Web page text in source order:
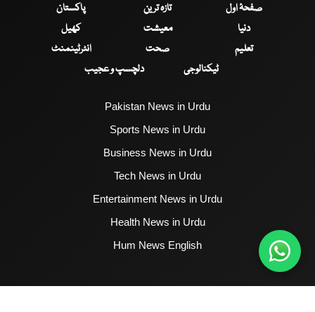
صفحۂ اول تازہ ترین
پاکستان
دنیا
معیشت
کھیل
تعلیم
صحت
انٹرٹینمنٹ
ٹیکنالوجی
دلچسپ و عجیب
Pakistan News in Urdu
Sports News in Urdu
Business News in Urdu
Tech News in Urdu
Entertainment News in Urdu
Health News in Urdu
Hum News English